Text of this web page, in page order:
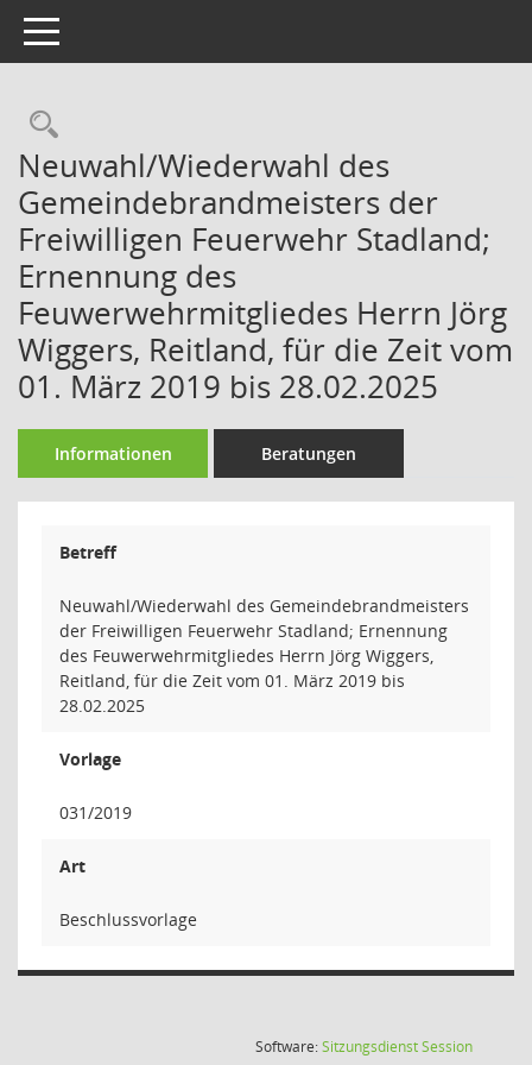
Toggle navigation
Rechercheauswahl
Neuwahl/Wiederwahl des
Gemeindebrandmeisters der
Freiwilligen Feuerwehr Stadland;
Ernennung des
Feuwerwehrmitgliedes Herrn Jörg
Wiggers, Reitland, für die Zeit vom
01. März 2019 bis 28.02.2025
Informationen Beratungen
Betreff
Neuwahl/Wiederwahl des Gemeindebrandmeisters
der Freiwilligen Feuerwehr Stadland; Ernennung
des Feuwerwehrmitgliedes Herrn Jörg Wiggers,
Reitland, für die Zeit vom 01. März 2019 bis
28.02.2025
Vorlage
031/2019
Art
Beschlussvorlage
Software:SitzungsdienstSession(Wird in